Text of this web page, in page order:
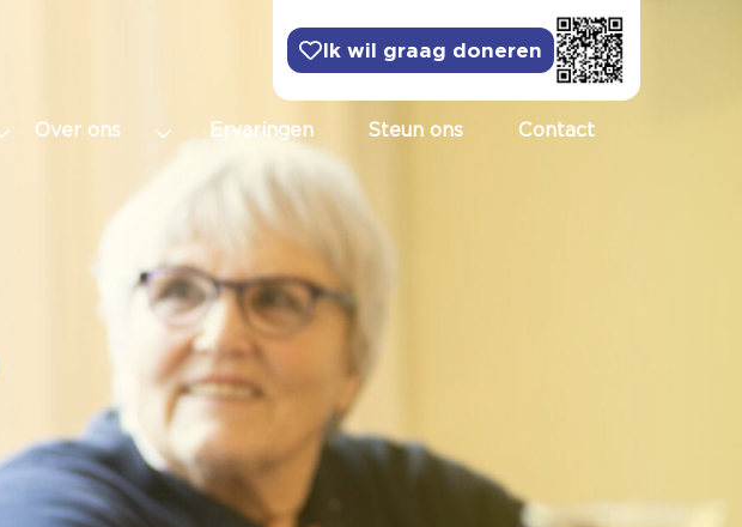
Ik wil graag doneren
Over ons Ervaringen Steun ons Contact